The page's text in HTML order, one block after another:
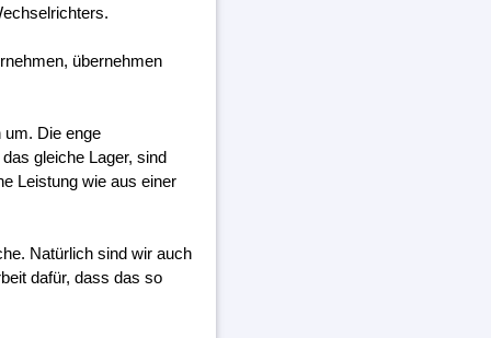
übernehmen
um. Die enge
gleiche Lager, sind
Leistung wie aus einer
Natürlich sind wir auch
dafür, dass das so